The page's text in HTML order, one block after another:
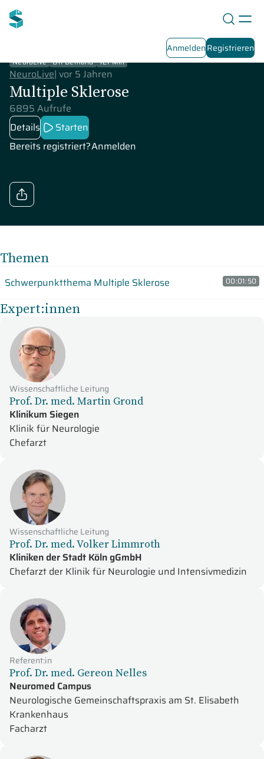
AnmeldenRegistrieren
NeuroLive On-Demand 121 Min
NeuroLive| vor 5 Jahren
Multiple Sklerose
6895 Aufrufe
Details
Starten
Bereits registriert?Anmelden
Themen
Schwerpunktthema Multiple Sklerose 00:01:50
Expert:innen
Wissenschaftliche Leitung
Prof. Dr. med. Martin Grond
Klinikum Siegen
Klinik für Neurologie
Chefarzt
Wissenschaftliche Leitung
Prof. Dr. med. Volker Limmroth
Kliniken der Stadt Köln gGmbH
Chefarzt der Klinik für Neurologie und Intensivmedizin
Referent:in
Prof. Dr. med. Gereon Nelles
Neuromed Campus
Neurologische Gemeinschaftspraxis am St. Elisabeth
Krankenhaus
Facharzt